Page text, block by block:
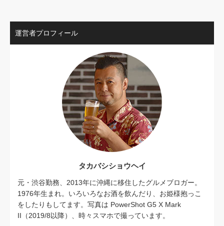
運営者プロフィール
タカバシショウヘイ
元・渋谷勤務、2013年に沖縄に移住したグルメブロガー。
1976年生まれ。いろいろなお酒を飲んだり、お姫様抱っこ
をしたりもしてます。写真は PowerShot G5 X Mark
II（2019/8以降）、時々スマホで撮っています。